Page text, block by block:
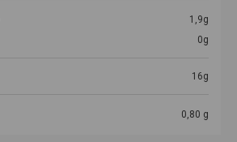
1,9g
0g
16g
0,80 g